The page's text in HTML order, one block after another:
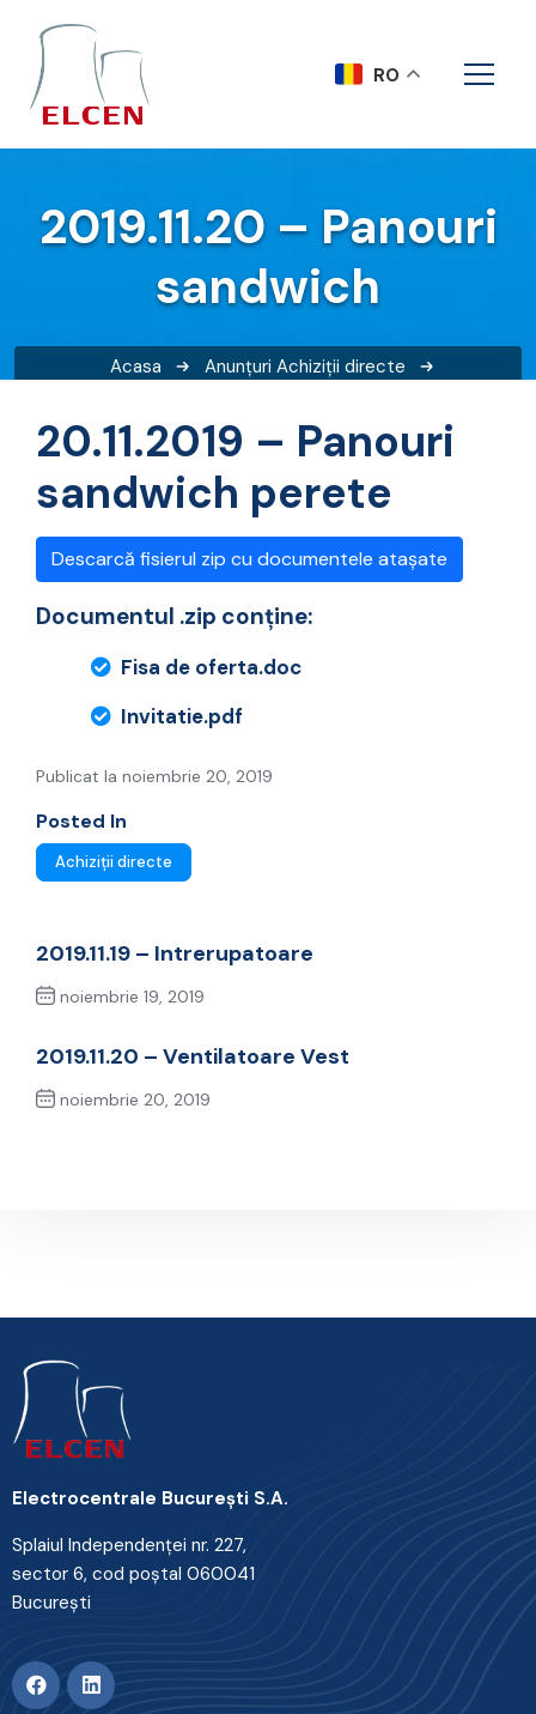
2019.11.20 – Panouri
sandwich
Acasa Anunțuri Achiziții directe
20.11.2019 – Panouri
sandwich perete
Descarcă fisierul zip cu documentele atașate
Documentul .zip conține:
Fisa de oferta.doc
Invitatie.pdf
Publicat la noiembrie 20, 2019
Posted In
Achiziții directe
2019.11.19 – Intrerupatoare
noiembrie 19, 2019
2019.11.20 – Ventilatoare Vest
noiembrie 20, 2019
Electrocentrale Bucureşti S.A.
Splaiul Independenţei nr. 227,
sector 6, cod poştal 060041
Bucureşti
RO